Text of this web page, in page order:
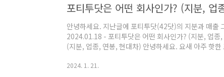
포티투닷은 어떤 회사인가? (지분, 업
안녕하세요. 지난글에 포티투닷(42닷)의 지분과 매출
2024.01.18 - 포티투닷은 어떤 회사인가? (지분, 업종
(지분, 업종, 연봉, 현대차) 안녕하세요. 요새 아주 핫
한 사이가 되어버렸습니 afatant.com 오늘 이어서 포
2024. 1. 21.